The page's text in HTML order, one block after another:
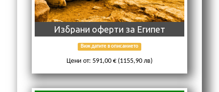
Избрани оферти за Египет
Виж датите в описанието
Цени от: 591,00 € (1155,90 лв)